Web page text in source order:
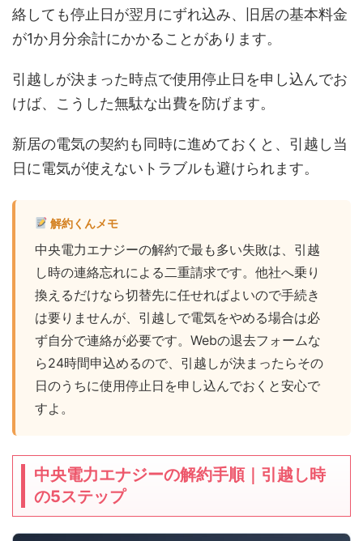
絡しても停止日が翌月にずれ込み、旧居の基本料金
が1か月分余計にかかることがあります。
引越しが決まった時点で使用停止日を申し込んでお
けば、こうした無駄な出費を防げます。
新居の電気の契約も同時に進めておくと、引越し当
日に電気が使えないトラブルも避けられます。
解約くんメモ
中央電力エナジーの解約で最も多い失敗は、引越
し時の連絡忘れによる二重請求です。他社へ乗り
換えるだけなら切替先に任せればよいので手続き
は要りませんが、引越しで電気をやめる場合は必
ず自分で連絡が必要です。Webの退去フォームな
ら24時間申込めるので、引越しが決まったらその
日のうちに使用停止日を申し込んでおくと安心で
すよ。
中央電力エナジーの解約手順｜引越し時
の5ステップ